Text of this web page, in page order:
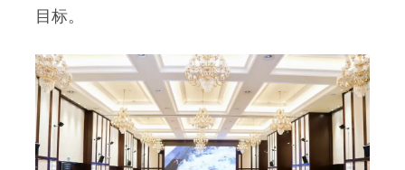
目标。